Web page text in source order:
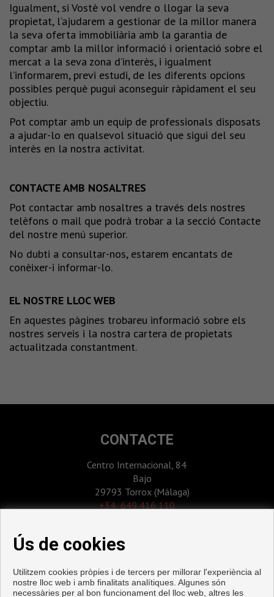
Igualment, si Vostè vol vendre o llogar la seva
propietat, l’ajudarem a gestionar de la millor manera
la seva oferta immobiliària amb la garantia de
comptar amb la millor informació i orientació sobre el
mercat a la seva zona d’interès, i igualment
l’informarem, previ estudi, de les diferents opcions
possibles perquè pugui aconseguir ràpidament el seu
objectiu.
Pot comptar amb un equip de professionals disposats
a ajudar-lo en qualsevol situació que sigui del seu
interès en la nostra activitat.
CONTACTE AMB NOSALTRES
Pot contactar amb nosaltres a través dels nostres
telèfons o mail que podrà trobar a la secció Contacte
del nostre menú superior.
No dubti a consultar-nos, estarem encantats de
conèixer-i informar-lo.
EL NOSTRE LLOC WEB
En aquestes pàgines trobareu informació sobre els
nostres serveis i la nostra cartera de propietats
actualitzada constantment.
CONTACTE
Centro Internacional, 84
Bajo
29793 Torrox (Málaga)
‎+34 649 416 110
Ús de cookies
Utilitzem cookies pròpies i de tercers per millorar l'experiència al
nostre lloc web i amb finalitats analítiques. Algunes són
necessàries per al bon funcionament del lloc web, altres les